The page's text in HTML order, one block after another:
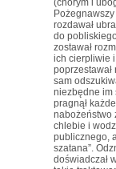
(chorym i
rozdawał
do
zostawał
ich cierpliwie i
sam
niezbędne im
pragnął
nabożeństwo
chlebie i
publicznego,
szatana”.
doświadczał